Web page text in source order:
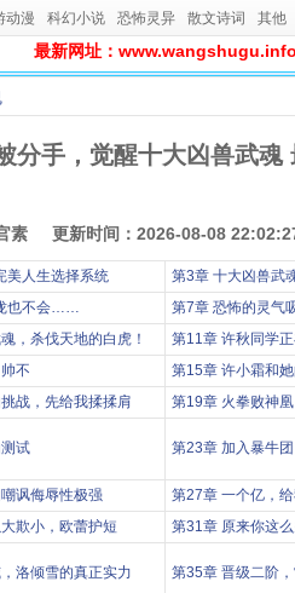
动漫 科幻小说 恐怖灵异 散文诗词 其他
最新网址：www.wangshugu.info
分手，觉醒十大凶兽武魂
素 更新时间：2026-08-08
美人生选择系统 第3章 十大凶兽武
也不会…… 第7章 恐怖的灵气
，杀伐天地的白虎！ 第11章 许秋同学
不 第15章 许小霜和
战，先给我揉揉肩 第19章 火拳败神
试 第23章 加入暴牛
讽侮辱性极强 第27章 一个亿，
欺小，欧蕾护短 第31章 原来你这
洛倾雪的真正实力 第35章 晋级二阶